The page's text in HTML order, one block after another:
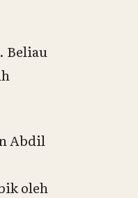
Beliau
Abdil
oleh